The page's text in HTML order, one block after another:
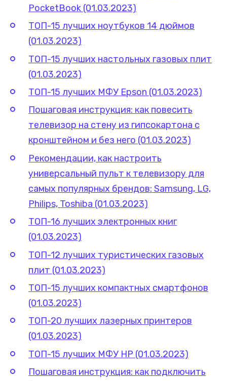
PocketBook (01.03.2023)
ТОП-15 лучших ноутбуков 14 дюймов
(01.03.2023)
ТОП-15 лучших настольных газовых плит
(01.03.2023)
ТОП-15 лучших МФУ Epson (01.03.2023)
Пошаговая инструкция: как повесить
телевизор на стену из гипсокартона с
кронштейном и без него (01.03.2023)
Рекомендации, как настроить
универсальный пульт к телевизору для
самых популярных брендов: Samsung, LG,
Philips, Toshiba (01.03.2023)
ТОП-16 лучших электронных книг
(01.03.2023)
ТОП-12 лучших туристических газовых
плит (01.03.2023)
ТОП-15 лучших компактных смартфонов
(01.03.2023)
ТОП-20 лучших лазерных принтеров
(01.03.2023)
ТОП-15 лучших МФУ HP (01.03.2023)
Пошаговая инструкция: как подключить